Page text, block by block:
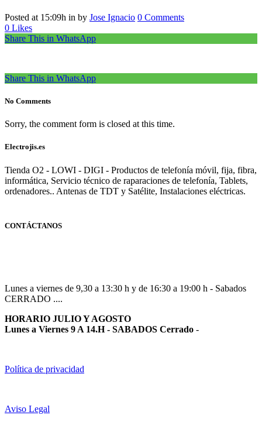
Posted at 15:09h in by Jose Ignacio 0 Comments
0 Likes
Share This in WhatsApp
Share This in WhatsApp
No Comments
Sorry, the comment form is closed at this time.
Electrojis.es
Tienda O2 - LOWI - DIGI - Productos de telefonía móvil, fija, fibra,
informática, Servicio técnico de raparaciones de telefonía, Tablets,
ordenadores.. Antenas de TDT y Satélite, Instalaciones eléctricas.
CONTÁCTANOS
Lunes a viernes de 9,30 a 13:30 h y de 16:30 a 19:00 h - Sabados
CERRADO ....
HORARIO JULIO Y AGOSTO
Lunes a Viernes 9 A 14.H - SABADOS Cerrado -
Política de privacidad
Aviso Legal